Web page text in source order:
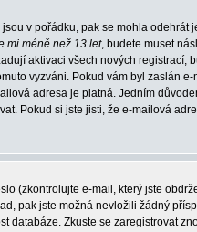
v pořádku, pak se mohla odehrát
mi méně než 13 let, budete muset
aktivaci všech nových registrací,
vyzváni. Pokud vám byl zaslán
adresa je platná. Jedním
Pokud si jste jisti, že e-mailová
(zkontrolujte e-mail, který jste
pak jste možná nevložili žádný
databáze. Zkuste se zaregistrovat